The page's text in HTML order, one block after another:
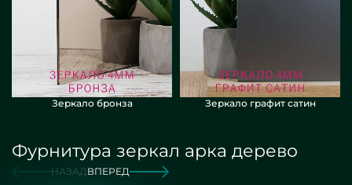
Зеркало бронза Зеркало графит сатин
Фурнитура зеркал арка дерево
НАЗАДВПЕРЕД